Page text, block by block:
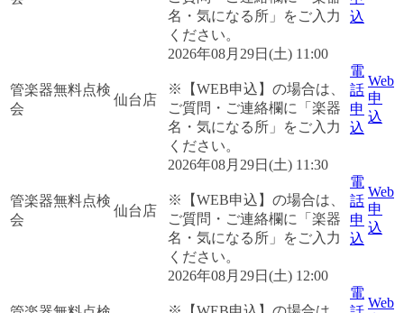
名・気になる所」をご入力
ください。
込
管楽器無料点検
会
仙台店
2026年08月29日(土) 11:00
※【WEB申込】の場合は、
ご質問・ご連絡欄に「楽器
名・気になる所」をご入力
ください。
電
話
申
込
Web
申
込
管楽器無料点検
会
仙台店
2026年08月29日(土) 11:30
※【WEB申込】の場合は、
ご質問・ご連絡欄に「楽器
名・気になる所」をご入力
ください。
電
話
申
込
Web
申
込
2026年08月29日(土) 12:00
電
Web